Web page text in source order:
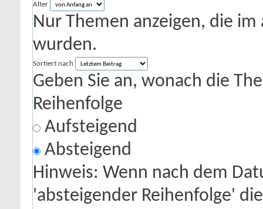
Alter
Nur Themen anzeigen, die
wurden.
Sortiert nach
Geben Sie an, wonach die
Reihenfolge
Aufsteigend
Absteigend
Hinweis: Wenn nach dem
'absteigender Reihenfolge'